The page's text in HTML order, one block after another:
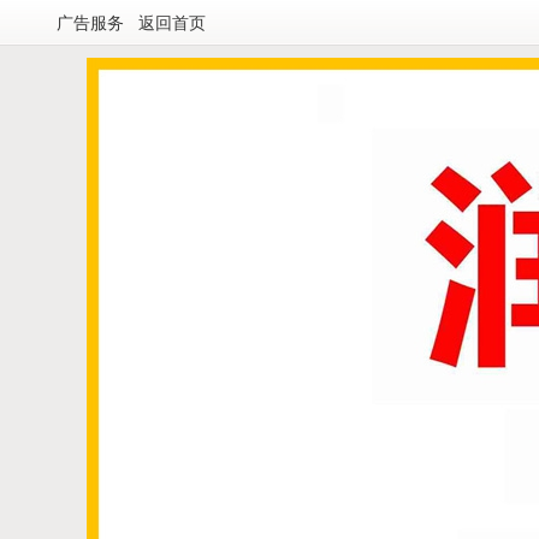
广告服务 返回首页